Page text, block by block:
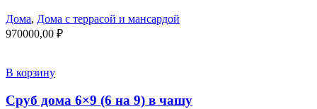
Дома, Дома с террасой и мансардой
970000,00 ₽
В корзину
Сруб дома 6×9 (6 на 9) в чашу